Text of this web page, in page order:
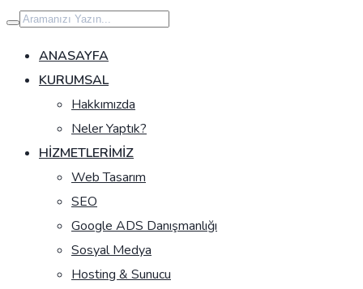
İçeriğe
geç
ANASAYFA
KURUMSAL
Hakkımızda
Neler Yaptık?
HIZMETLERIMIZ
Web Tasarım
SEO
Google ADS Danışmanlığı
Sosyal Medya
Hosting & Sunucu